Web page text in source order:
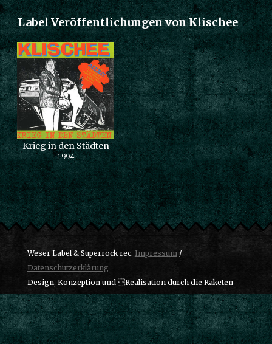
Label Veröffentlichungen von Klischee
Krieg in den Städten
1994
Weser Label & Superrock rec. Impressum/
Datenschutzerklärung
Design, Konzeption und Realisation durch die Raketen